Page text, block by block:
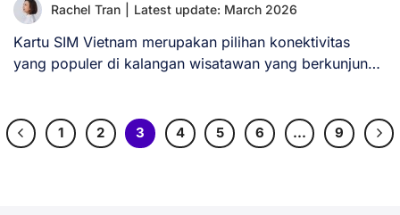
Rachel Tran Latest update: March 2026
Kartu SIM Vietnam merupakan pilihan konektivitas
yang populer di kalangan wisatawan yang berkunjung
1 2 3 4 5 6 … 9